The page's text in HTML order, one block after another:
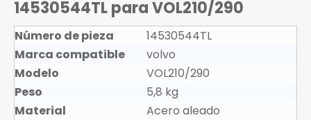
14530544TL para VOL210/290
Número de pieza
14530544TL
Marca compatible
volvo
Modelo
VOL210/290
Peso
5,8 kg
Material
Acero aleado